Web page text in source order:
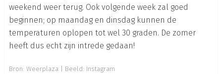
weekend weer terug. Ook volgende week zal goed
beginnen; op maandag en dinsdag kunnen de
temperaturen oplopen tot wel 30 graden. De zomer
heeft dus echt zijn intrede gedaan!
Bron: Weerplaza| Beeld: Instagram